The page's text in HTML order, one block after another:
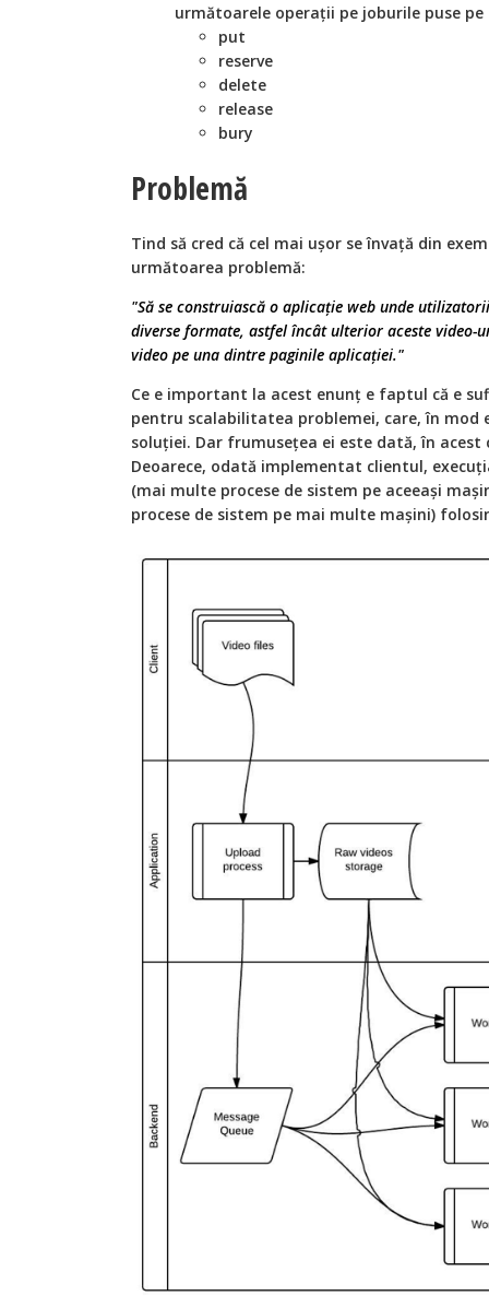
următoarele operații pe joburile puse
put
reserve
delete
release
bury
Problemă
Tind să cred că cel mai ușor se învață din
următoarea problemă:
"Să se construiască o aplicație web unde
diverse formate, astfel încât ulterior aceste video-
video pe una dintre paginile aplicației."
Ce e important la acest enunț e faptul că e
pentru scalabilitatea problemei, care, în
soluției. Dar frumusețea ei este dată, în
Deoarece, odată implementat clientul,
(mai multe procese de sistem pe aceeași
procese de sistem pe mai multe mașini)